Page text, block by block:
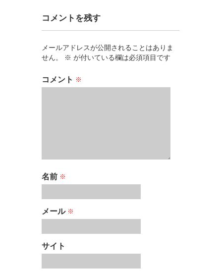
コメントを残す
メールアドレスが公開されることはありま
せん。
※ が付いている欄は必須項目です
コメント ※
名前 ※
メール ※
サイト